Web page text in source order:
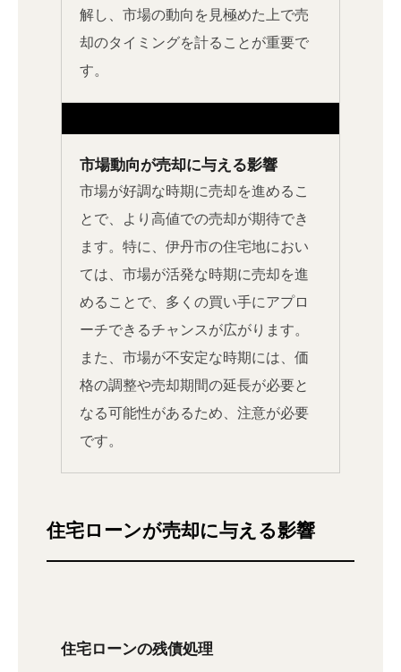
解し、市場の動向を見極めた上で売
却のタイミングを計ることが重要で
す。
市場動向が売却に与える影響
市場が好調な時期に売却を進めるこ
とで、より高値での売却が期待でき
ます。特に、伊丹市の住宅地におい
ては、市場が活発な時期に売却を進
めることで、多くの買い手にアプロ
ーチできるチャンスが広がります。
また、市場が不安定な時期には、価
格の調整や売却期間の延長が必要と
なる可能性があるため、注意が必要
です。
住宅ローンが売却に与える影響
住宅ローンの残債処理